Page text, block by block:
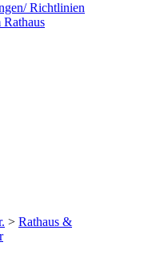
Richtlinien
> Rathaus &